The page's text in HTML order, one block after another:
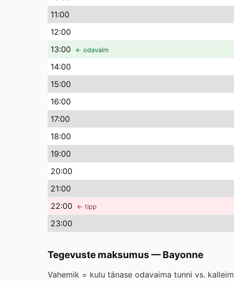
11:00
12:00
13:00 ← odavaim
14:00
15:00
16:00
17:00
18:00
19:00
20:00
21:00
22:00 ← tipp
23:00
Tegevuste maksumus —Bayonne
Vahemik = kulu tänase odavaima tunni vs.